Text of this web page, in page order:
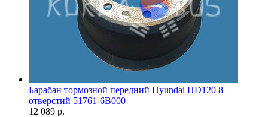
Барабан тормозной передний Hyundai HD120 8
отверстий 51761-6B000
12 089 р.